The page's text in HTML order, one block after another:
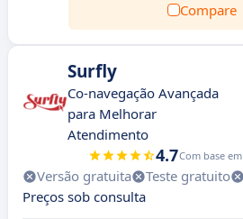
Compare
Surfly
Co-navegação Avançada
para Melhorar
Atendimento
4.7Com base em
Versão gratuita Teste gratuito
Preços sob consulta